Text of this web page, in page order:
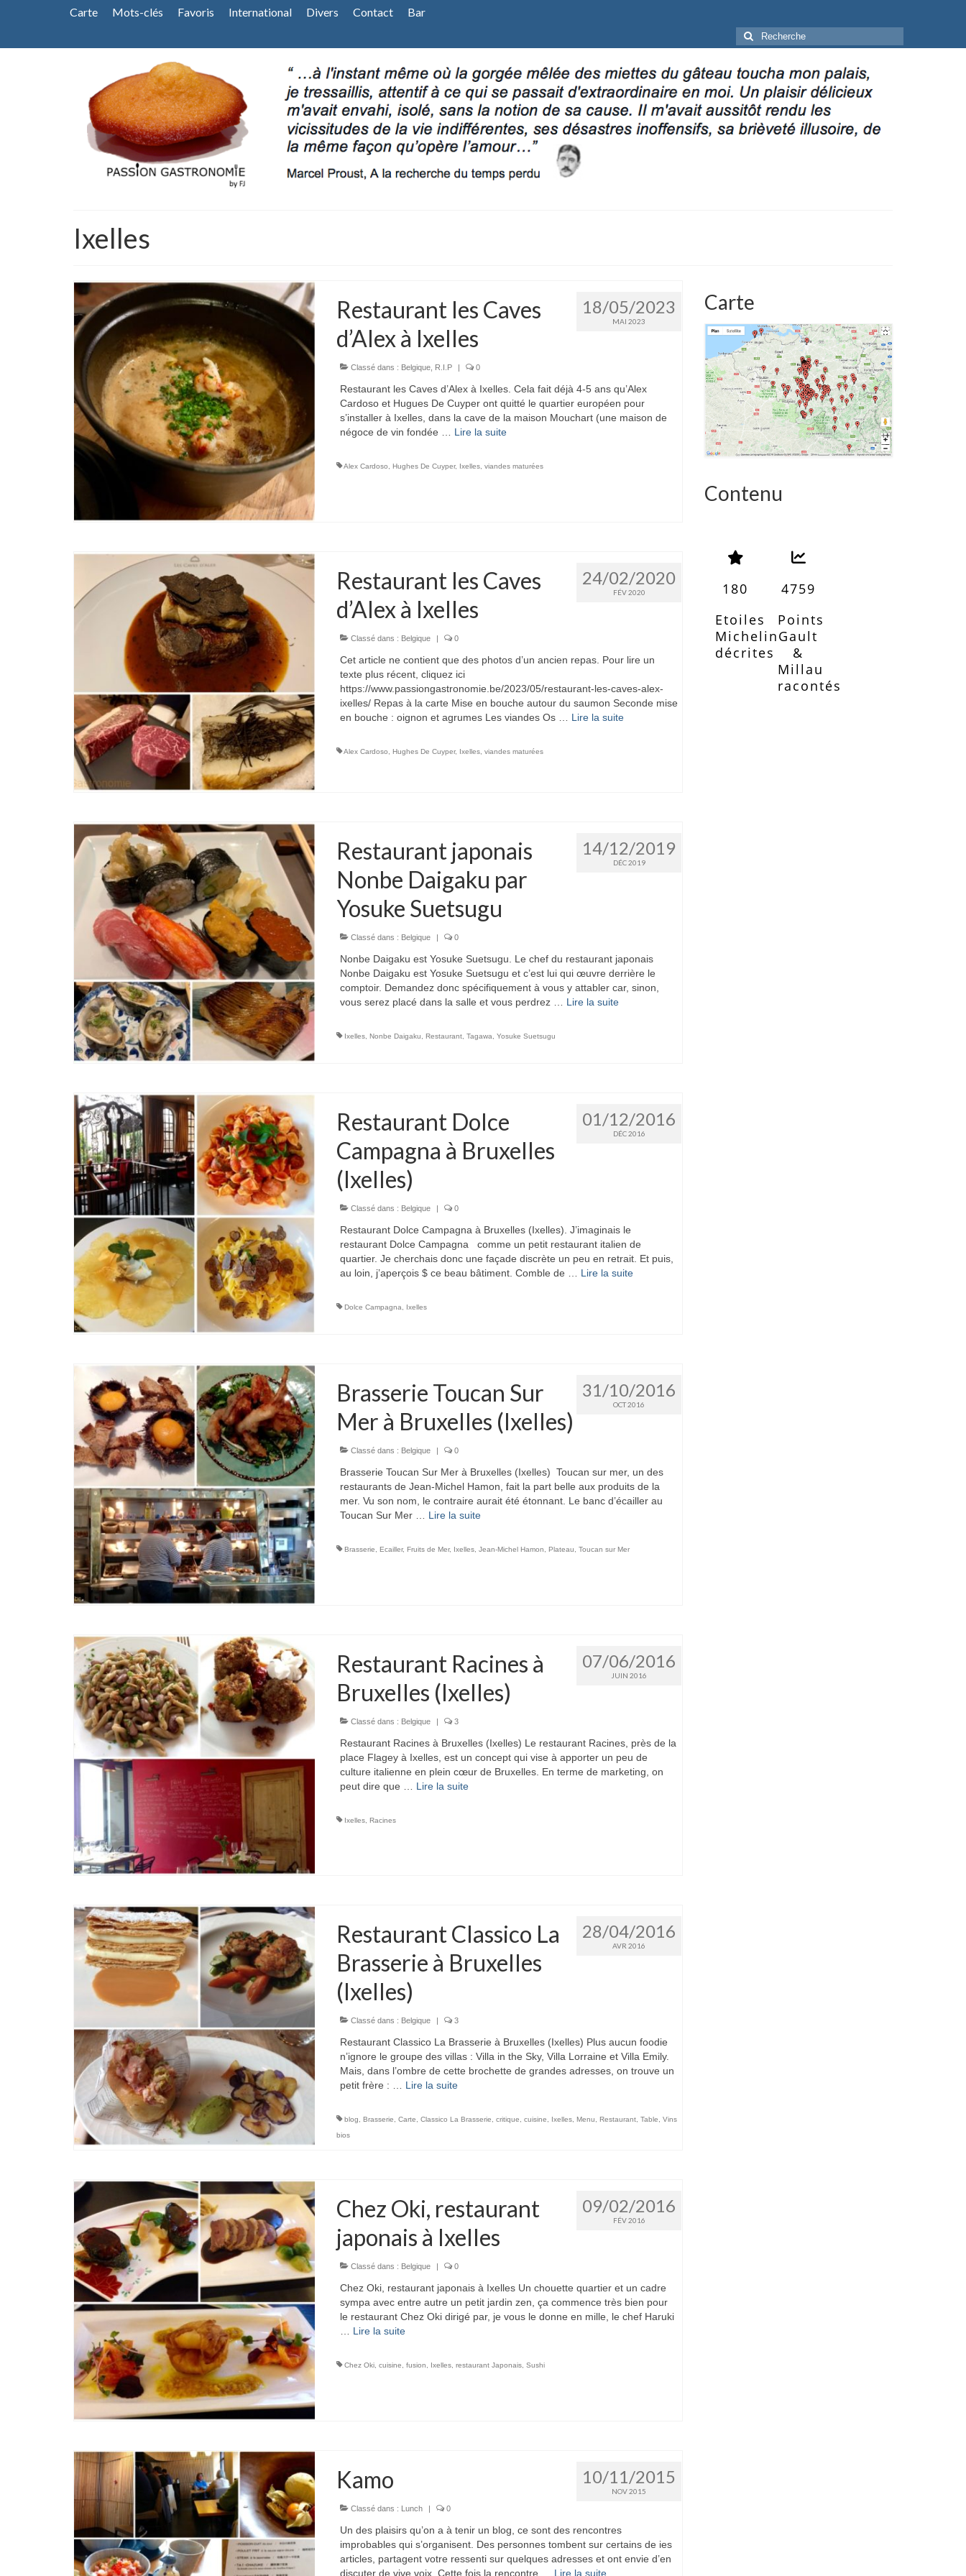
Carte Mots-clés Favoris International Divers Contact Bar
Rechercher
:
Ixelles
18/05/2023
MAI 2023
Restaurant les Caves
d’Alex à Ixelles
Classé dans : Belgique, R.I.P | 0
Restaurant les Caves d’Alex à Ixelles. Cela fait déjà 4-5 ans qu’Alex
Cardoso et Hugues De Cuyper ont quitté le quartier européen pour
s’installer à Ixelles, dans la cave de la maison Mouchart (une maison de
négoce de vin fondée … Lire la suite­­
Alex Cardoso Hughes De Cuyper, Ixelles, viandes maturées
24/02/2020
FÉV 2020
Restaurant les Caves
d’Alex à Ixelles
Classé dans : Belgique | 0
Cet article ne contient que des photos d’un ancien repas. Pour lire un
texte plus récent, cliquez ici
https://www.passiongastronomie.be/2023/05/restaurant-les-caves-alex-
ixelles/ Repas à la carte Mise en bouche autour du saumon Seconde mise
en bouche : oignon et agrumes Les viandes Os … Lire la suite­­
Alex Cardoso Hughes De Cuyper, Ixelles, viandes maturées
14/12/2019
DÉC 2019
Restaurant japonais
Nonbe Daigaku par
Yosuke Suetsugu
Classé dans : Belgique 0
Nonbe Daigaku est Yosuke Suetsugu. Le chef du restaurant japonais
Nonbe Daigaku est Yosuke Suetsugu et c’est lui qui œuvre derrière le
comptoir. Demandez donc spécifiquement à vous y attabler car, sinon,
vous serez placé dans la salle et vous perdrez … Lire la suite­­
Ixelles, Nonbe Daigaku, Restaurant, Tagawa, Yosuke Suetsugu
01/12/2016
DÉC 2016
Restaurant Dolce
Campagna à Bruxelles
(Ixelles)
Classé dans : Belgique | 0
Restaurant Dolce Campagna à Bruxelles (Ixelles). J’imaginais le
restaurant Dolce Campagna comme un petit restaurant italien de
quartier. Je cherchais donc une façade discrète un peu en retrait. Et puis,
au loin, j’aperçois $ ce beau bâtiment. Comble de … Lire la suite­­
Dolce Campagna Ixelles
31/10/2016
OCT 2016
Brasserie Toucan Sur
Mer à Bruxelles (Ixelles)
Classé dans : Belgique | 0
Brasserie Toucan Sur Mer à Bruxelles (Ixelles) Toucan sur mer, un des
restaurants de Jean-Michel Hamon, fait la part belle aux produits de la
mer. Vu son nom, le contraire aurait été étonnant. Le banc d’écailler au
Toucan Sur Mer … Lire la suite­­
Brasserie Ecailler, Fruits de Mer, Ixelles, Jean-Michel Hamon Plateau Toucan sur Mer
07/06/2016
JUIN 2016
Restaurant Racines à
Bruxelles (Ixelles)
Classé dans : Belgique | 3
Restaurant Racines à Bruxelles (Ixelles) Le restaurant Racines, près de la
place Flagey à Ixelles, est un concept qui vise à apporter un peu de
culture italienne en plein cœur de Bruxelles. En terme de marketing, on
peut dire que … Lire la suite­­
Ixelles, Racines
28/04/2016
AVR 2016
Restaurant Classico La
Brasserie à Bruxelles
(Ixelles)
Classé dans : Belgique 3
Restaurant Classico La Brasserie à Bruxelles (Ixelles) Plus aucun foodie
n’ignore le groupe des villas : Villa in the Sky, Villa Lorraine et Villa Emily.
Mais, dans l’ombre de cette brochette de grandes adresses, on trouve un
petit frère : … Lire la suite­­
blog, Brasserie, Carte, Classico La Brasserie, critique, cuisine, Ixelles, Menu, Restaurant, Table, Vins
bios
09/02/2016
FÉV 2016
Chez Oki, restaurant
japonais à Ixelles
Classé dans : Belgique 0
Chez Oki, restaurant japonais à Ixelles Un chouette quartier et un cadre
sympa avec entre autre un petit jardin zen, ça commence très bien pour
le restaurant Chez Oki dirigé par, je vous le donne en mille, le chef Haruki
… Lire la suite­­
Chez Oki, cuisine, fusion, Ixelles, restaurant Japonais, Sushi
10/11/2015
NOV 2015
Kamo
Classé dans : Lunch 0
Un des plaisirs qu’on a à tenir un blog, ce sont des rencontres
improbables qui s’organisent. Des personnes tombent sur certains de ies
articles, partagent votre ressenti sur quelques adresses et ont envie d’en
discuter de vive voix. Cette fois la rencontre … Lire la suite­­
Carte
Contenu
180
Etoiles
Michelin
décrites
4759
Points
Gault
&
Millau
racontés